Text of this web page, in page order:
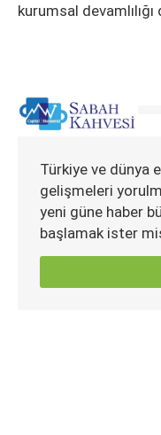
kurumsal
Türkiye ve dünya
gelişmeleri
yeni güne haber
başlamak ister